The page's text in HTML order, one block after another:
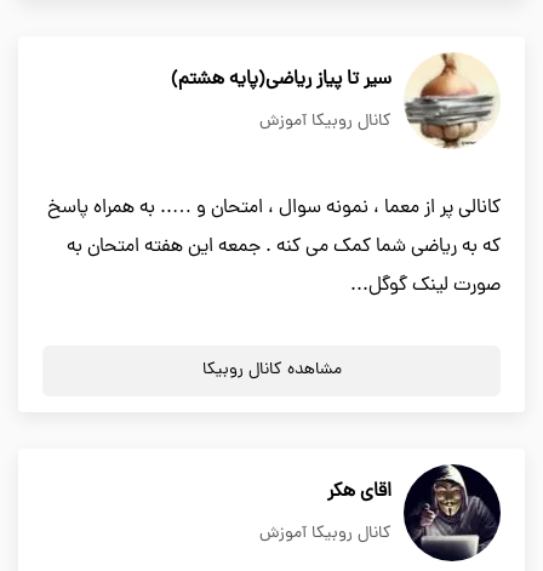
سیر تا پیاز ریاضی(پایه هشتم)
کانال روبیکا آموزش
کانالی پر از معما ، نمونه سوال ، امتحان و ….. به همراه پاسخ
که به ریاضی شما کمک می کنه . جمعه این هفته امتحان به
صورت لینک گوگل...
مشاهده کانال روبیکا
اقای هکر
کانال روبیکا آموزش